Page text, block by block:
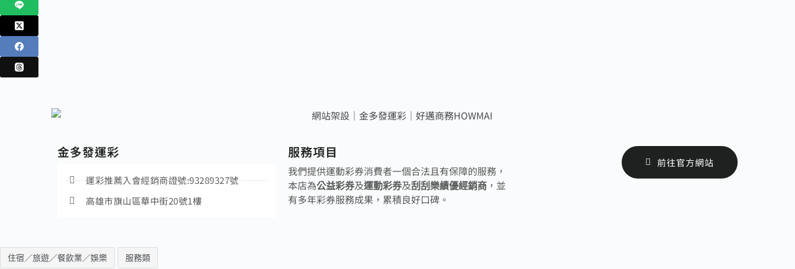
金多發運彩
運彩推薦入會經銷商證號:93289327號
高雄市旗山區華中街20號1樓
服務項目
我們提供運動彩券消費者一個合法且有保障的服務，
本店為公益彩券及運動彩券及刮刮樂績優經銷商，並
有多年彩券服務成果，累積良好口碑。
前往官方網站
住宿／旅遊／餐飲業／娛樂 服務類